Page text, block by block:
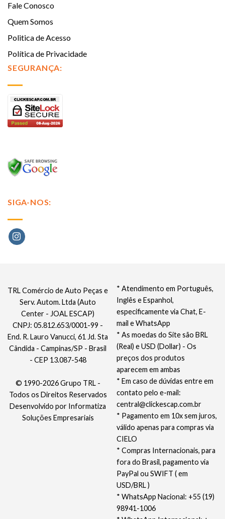
Fale Conosco
Quem Somos
Politica de Acesso
Política de Privacidade
SEGURANÇA:
SIGA-NOS:
* Atendimento em Português,
Inglês e Espanhol,
especificamente via Chat, E-
mail e WhatsApp
* As moedas do Site são BRL
(Real) e USD (Dollar) - Os
preços dos produtos
aparecem em ambas
* Em caso de dúvidas entre em
contato pelo e-mail:
central@clickescap.com.br
* Pagamento em 10x sem juros,
válido apenas para compras via
CIELO
* Compras Internacionais, para
fora do Brasil, pagamento via
PayPal ou SWIFT ( em
USD/BRL )
* WhatsApp Nacional: +55 (19)
98941-1006
TRL Comércio de Auto Peças e
Serv. Autom. Ltda (Auto
Center - JOAL ESCAP)
CNPJ: 05.812.653/0001-99 -
End. R. Lauro Vanucci, 61 Jd. Sta
Cândida - Campinas/SP - Brasil
- CEP 13.087-548
© 1990-2026 Grupo TRL -
Todos os Direitos Reservados
Desenvolvido por Informatiza
Soluções Empresariais